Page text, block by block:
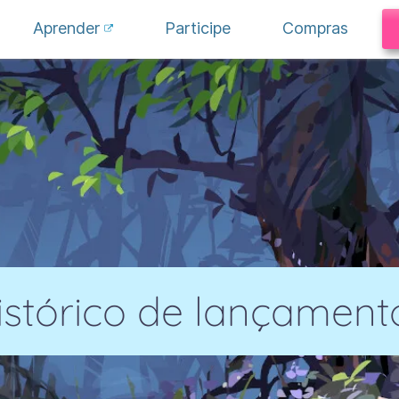
Aprender Participe Compras
de